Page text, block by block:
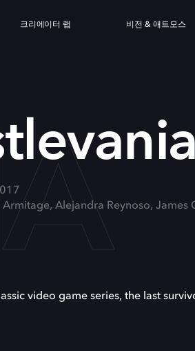
크리에이터 랩 비전 & 애트모스
Alejandra Reynoso, James
video game series, the last